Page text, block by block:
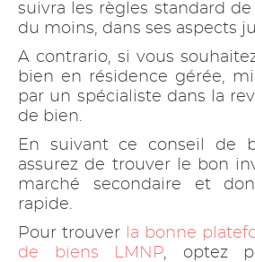
suivra les règles standard
du moins, dans ses aspects
A contrario, si vous
bien en résidence gérée,
par un spécialiste dans la
de bien.
En suivant ce conseil de
assurez de trouver le bon
marché secondaire et
rapide.
Pour trouver
la bonne
de biens LMNP, optez